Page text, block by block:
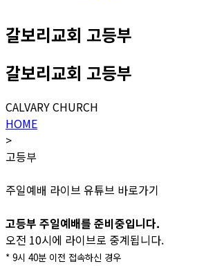
갈보리교회 고등부
갈보리교회 고등부
CALVARY CHURCH
HOME
>
고등부
주일예배 라이브 유튜브 바로가기
고등부 주일예배를 준비중입니다.
오전 10시에 라이브로 중계됩니다.
* 9시 40분 이전 접속하신 경우